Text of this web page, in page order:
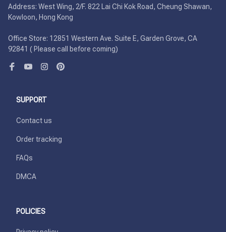
Address: West Wing, 2/F. 822 Lai Chi Kok Road, Cheung Shawan,
Kowloon, Hong Kong
Office Store: 12851 Western Ave. Suite E, Garden Grove, CA
92841 ( Please call before coming)
SUPPORT
Contact us
Order tracking
FAQs
DMCA
POLICIES